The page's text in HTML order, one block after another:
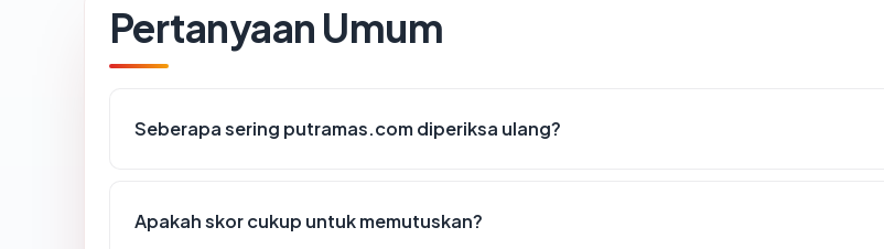
Pertanyaan Umum
Seberapa sering putramas.com diperiksa ulang?
Apakah skor cukup untuk memutuskan?